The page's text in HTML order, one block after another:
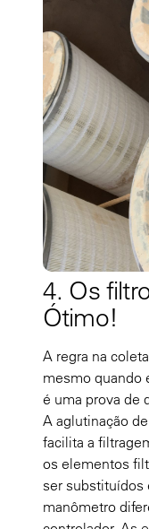
4. Os
Ótimo!
A regra na
mesmo quando
é uma prova de
A aglutinação
facilita a
os elementos
ser substituídos
manômetro